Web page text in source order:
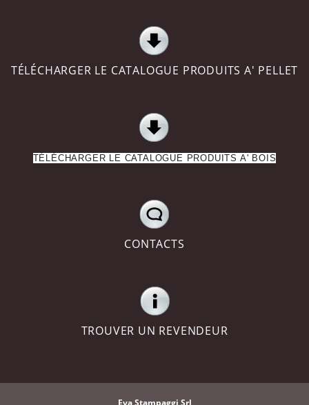
TÉLÉCHARGER LE CATALOGUE PRODUITS A' PELLET
TÉLÉCHARGER LE CATALOGUE PRODUITS A' BOIS
CONTACTS
TROUVER UN REVENDEUR
Eva Stampaggi Srl